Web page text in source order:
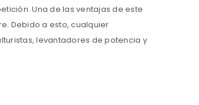
Una de las ventajas de este
Debido a esto, cualquier
levantadores de potencia y